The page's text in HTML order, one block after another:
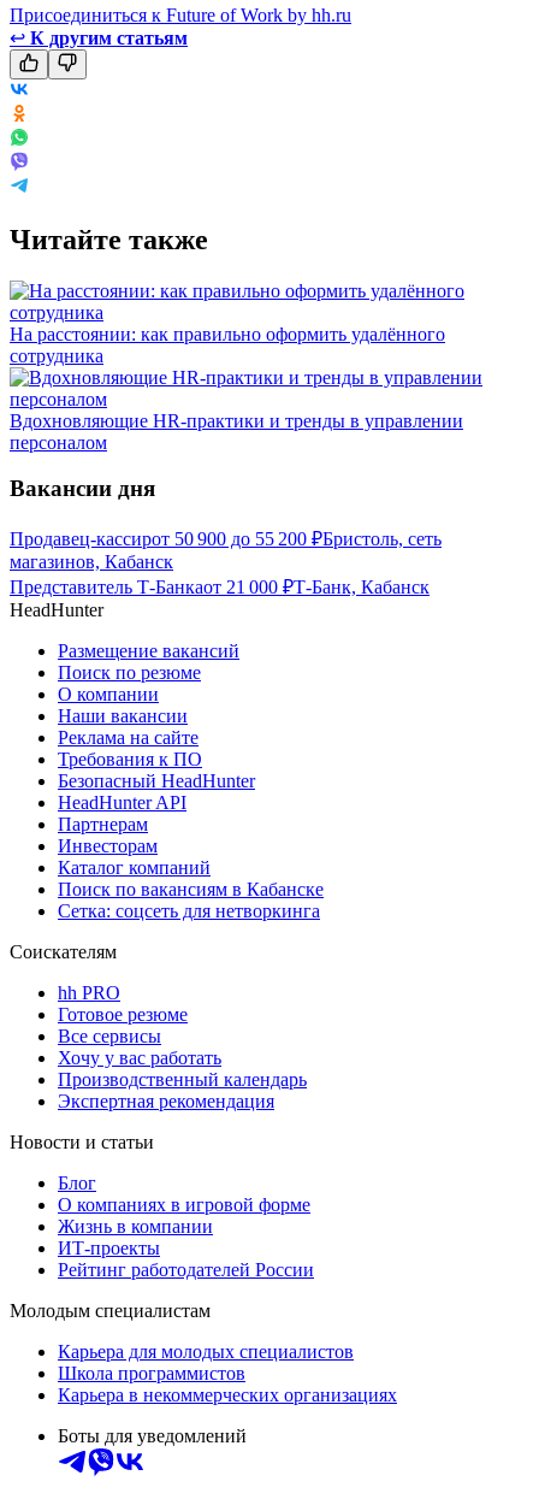
Присоединиться к Future of Work by hh.ru
↩ К другим статьям
Читайте также
На расстоянии: как правильно оформить удалённого
сотрудника
Вдохновляющие HR-практики и тренды в управлении
персоналом
Вакансии дня
Продавец-кассирот 50 900 до 55 200 ₽Бристоль, сеть
магазинов, Кабанск
Представитель Т-Банкаот 21 000 ₽Т-Банк, Кабанск
HeadHunter
Размещение вакансий
Поиск по резюме
О компании
Наши вакансии
Реклама на сайте
Требования к ПО
Безопасный HeadHunter
HeadHunter API
Партнерам
Инвесторам
Каталог компаний
Поиск по вакансиям в Кабанске
Сетка: соцсеть для нетворкинга
Соискателям
hh PRO
Готовое резюме
Все сервисы
Хочу у вас работать
Производственный календарь
Экспертная рекомендация
Новости и статьи
Блог
О компаниях в игровой форме
Жизнь в компании
ИТ-проекты
Рейтинг работодателей России
Молодым специалистам
Карьера для молодых специалистов
Школа программистов
Карьера в некоммерческих организациях
Боты для уведомлений